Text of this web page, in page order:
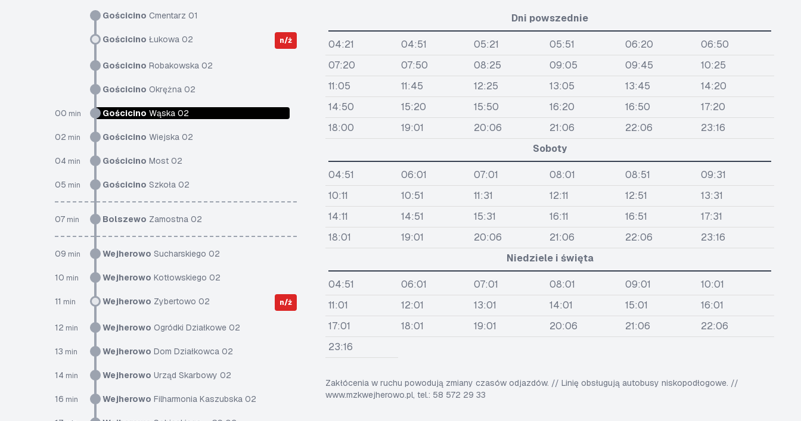
Gościcino Cmentarz 01
Gościcino Łukowa 02 n/ż
Gościcino Robakowska 02
Gościcino Okrężna 02
00 min Gościcino Wąska 02
02 min Gościcino Wiejska 02
04 min Gościcino Most 02
05 min Gościcino Szkoła 02
07 min Bolszewo Zamostna 02
09 min Wejherowo Sucharskiego 02
10 min Wejherowo Kotłowskiego 02
11 min Wejherowo Zybertowo 02 n/ż
12 min Wejherowo Ogródki Działkowe 02
13 min Wejherowo Dom Działkowca 02
14 min Wejherowo Urząd Skarbowy 02
16 min Wejherowo Filharmonia Kaszubska 02
Dni powszednie
04:21 04:51 05:21 05:51 06:20
06:50
07:20
07:50 08:25 09:05 09:45
10:25
11:05
11:45 12:25 13:05 13:45
14:20
14:50
15:20 15:50 16:20 16:50
17:20
18:00
19:01 20:06 21:06 22:06
23:16
Soboty
04:51 06:01 07:01 08:01 08:51
09:31
10:11
10:51 11:31 12:11 12:51
13:31
14:11
14:51 15:31 16:11 16:51
17:31
18:01
19:01 20:06 21:06 22:06
23:16
Niedziele i święta
04:51 06:01 07:01 08:01 09:01
10:01
11:01
12:01 13:01 14:01 15:01
16:01
17:01
18:01 19:01 20:06 21:06
22:06
23:16
Zakłócenia w ruchu powodują zmiany czasów odjazdów. // Linię obsługują autobusy niskopodłogowe. //
www.mzkwejherowo.pl, tel.: 58 572 29 33